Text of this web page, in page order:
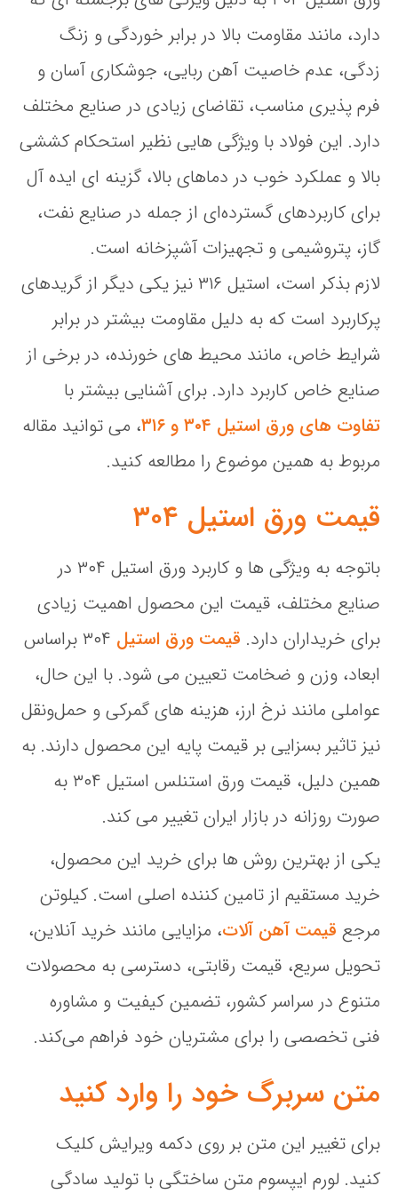
دارد، مانند مقاومت بالا در برابر خوردگی و زنگ‌
زدگی، عدم خاصیت آهن‌ ربایی، جوشکاری آسان و
فرم‌ پذیری مناسب، تقاضای زیادی در صنایع مختلف
دارد. این فولاد با ویژگی‌ هایی نظیر استحکام کششی
بالا و عملکرد خوب در دماهای بالا، گزینه‌ ای ایده‌ آل
برای کاربردهای گسترده‌ای از جمله در صنایع نفت،
گاز، پتروشیمی و تجهیزات آشپزخانه است.
لازم بذکر است، استیل ۳۱۶ نیز یکی دیگر از گریدهای
پرکاربرد است که به دلیل مقاومت بیشتر در برابر
شرایط خاص، مانند محیط‌ های خورنده، در برخی از
صنایع خاص کاربرد دارد. برای آشنایی بیشتر با
تفاوت‌ های ورق استیل ۳۰۴ و ۳۱۶
، می‌ توانید مقاله
مربوط به همین موضوع را مطالعه کنید.
قیمت ورق استیل ۳۰۴
باتوجه به ویژگی ها و کاربرد ورق استیل ۳۰۴ در
صنایع مختلف، قیمت این محصول اهمیت زیادی
برای خریداران دارد.قیمت ورق استیل
۳۰۴ براساس
ابعاد، وزن و ضخامت تعیین می شود. با این حال،
عواملی مانند نرخ ارز، هزینه‌ های گمرکی و حمل‌ونقل
نیز تاثیر بسزایی بر قیمت پایه این محصول دارند. به
همین دلیل، قیمت ورق استنلس استیل ۳۰۴ به
صورت روزانه در بازار ایران تغییر می‌ کند.
یکی از بهترین روش‌ ها برای خرید این محصول،
خرید مستقیم از تامین‌ کننده اصلی است. کیلوتن
مرجعقیمت آهن آلات، مزایایی مانند خرید آنلاین،
تحویل سریع، قیمت رقابتی، دسترسی به محصولات
متنوع در سراسر کشور، تضمین کیفیت و مشاوره
فنی تخصصی را برای مشتریان خود فراهم می‌کند.
متن سربرگ خود را وارد کنید
برای تغییر این متن بر روی دکمه ویرایش کلیک
کنید. لورم ایپسوم متن ساختگی با تولید سادگی